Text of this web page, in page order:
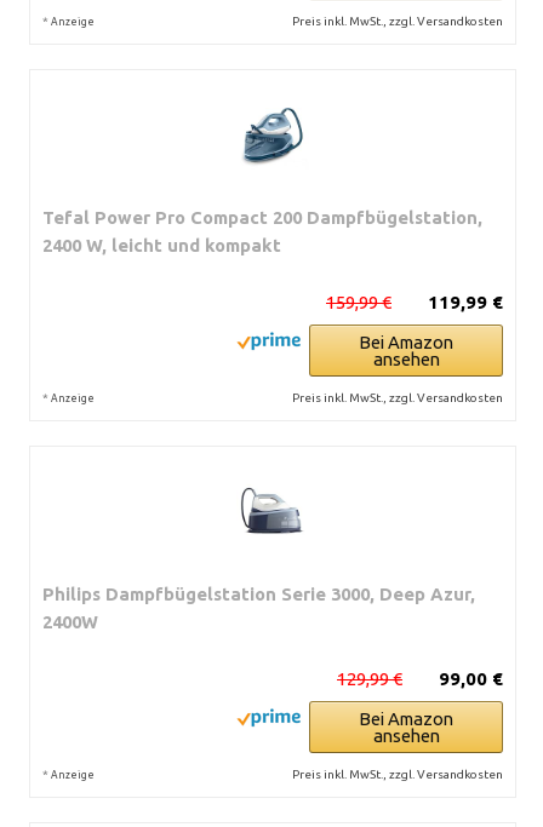
* Anzeige Preis inkl. MwSt., zzgl. Versandkosten
Tefal Power Pro Compact 200 Dampfbügelstation,
2400 W, leicht und kompakt
119,99 €
159,99 €
Bei Amazon
ansehen
* Anzeige Preis inkl. MwSt., zzgl. Versandkosten
Philips Dampfbügelstation Serie 3000, Deep Azur,
2400W
99,00 €
129,99 €
Bei Amazon
ansehen
* Anzeige Preis inkl. MwSt., zzgl. Versandkosten